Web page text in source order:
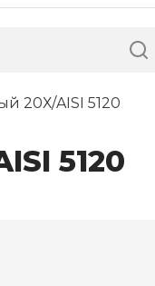
20Х/AISI 5120
5120